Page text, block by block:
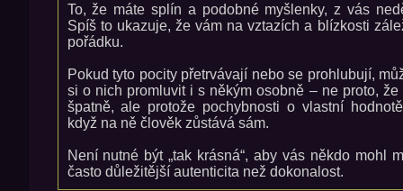
To, že máte splín a podobné myšlenky, z vás
Spíš to ukazuje, že vám na vztazích a blízkosti
pořádku.
Pokud tyto pocity přetrvávají nebo se prohlubují,
si o nich promluvit i s někým osobně – ne proto,
špatně, ale protože pochybnosti o vlastní
když na ně člověk zůstává sám.
Není nutné být „tak krásná“, aby vás někdo mohl
často důležitější autenticita než dokonalost.